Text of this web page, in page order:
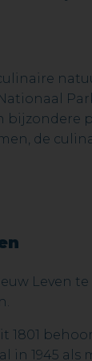
bijzondere
de
Niet alle
Leven
1801
in 1945 als